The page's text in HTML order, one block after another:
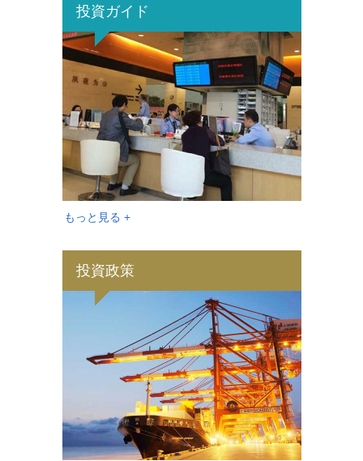
投資ガイド
もっと見る +
投資政策